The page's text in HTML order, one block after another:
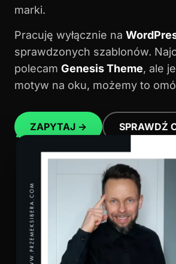
marki.
Pracuję wyłącznie na
sprawdzonych szablonów.
polecam Genesis Theme, ale
motyw na oku, możemy to
ZAPYTAJ → SPRAWDŹ